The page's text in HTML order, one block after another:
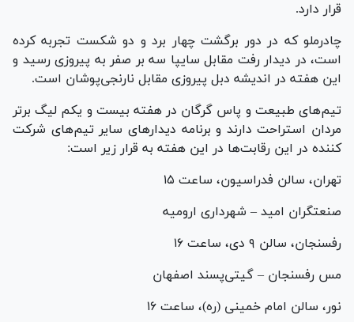
قرار دارد.
چادرملو که در دور برگشت چهار برد و دو شکست تجربه کرده
است، در دیدار رفت مقابل سایپا سه بر صفر به پیروزی رسید و
این هفته در اندیشه دبل پیروزی مقابل نارنجی‌پوشان است.
تیم‌های طبیعت و پاس گرگان در هفته بیست و یکم لیگ برتر
مردان استراحت دارند و برنامه دیدار‌های سایر تیم‌های شرکت
کننده در این رقابت‌ها در این هفته به قرار زیر است:
تهران، سالن فدراسیون، ساعت ۱۵
صنعتگران امید – شهرداری ارومیه
رفسنجان، سالن ۹ دی، ساعت ۱۶
مس رفسنجان – گیتی‌پسند اصفهان
نور، سالن امام خمینی (ره)، ساعت ۱۶